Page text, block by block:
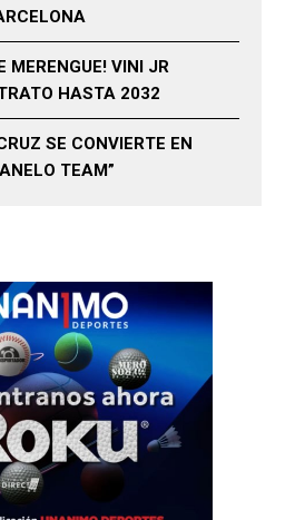
MERENGUE! VINI JR
HASTA 2032
SE CONVIERTE EN
TEAM”